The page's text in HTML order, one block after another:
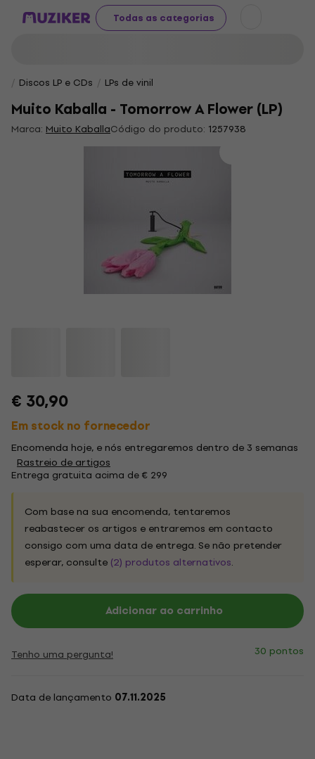
Todas as categorias
Discos LP e CDs LPs de vinil
Muito Kaballa - Tomorrow A Flower (LP)
Marca: Muito KaballaCódigo do produto: 1257938
€ 30,90
Em stock no fornecedor
Encomenda hoje, e nós entregaremos dentro de 3 semanas
Rastreio de artigos
Entrega gratuita acima de € 299
Com base na sua encomenda, tentaremos
reabastecer os artigos e entraremos em contacto
consigo com uma data de entrega. Se não pretender
esperar, consulte (2) produtos alternativos.
Adicionar ao carrinho
Tenho uma pergunta! 30 pontos
Data de lançamento 07.11.2025